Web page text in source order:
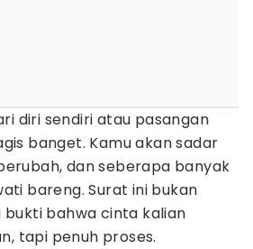
diri sendiri atau pasangan
banget. Kamu akan sadar
dan seberapa banyak
bareng. Surat ini bukan
bahwa cinta kalian
tapi penuh proses.